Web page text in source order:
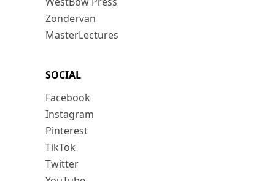
Zondervan
MasterLectures
SOCIAL
Facebook
Instagram
Pinterest
TikTok
Twitter